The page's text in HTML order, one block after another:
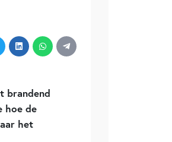
brandend
hoe de
het